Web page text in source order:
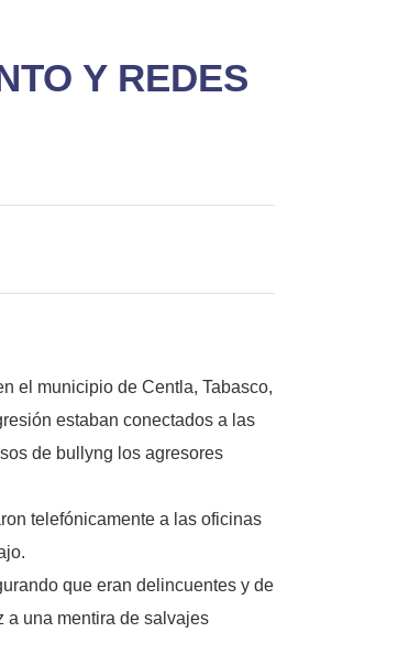
Y REDES
el municipio de Centla, Tabasco,
estaban conectados a las
de bullyng los agresores
telefónicamente a las oficinas
que eran delincuentes y de
a una mentira de salvajes